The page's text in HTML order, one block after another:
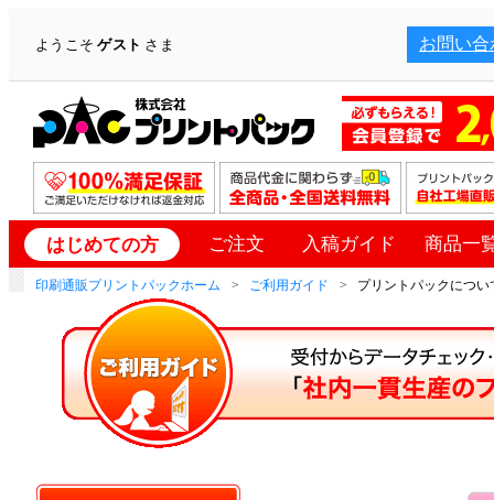
ようこそゲスト さま お問い合
はじめての方 ご注文 入稿ガイド 商品一
印刷通販プリントパックホーム ご利用ガイド プリントパックについ